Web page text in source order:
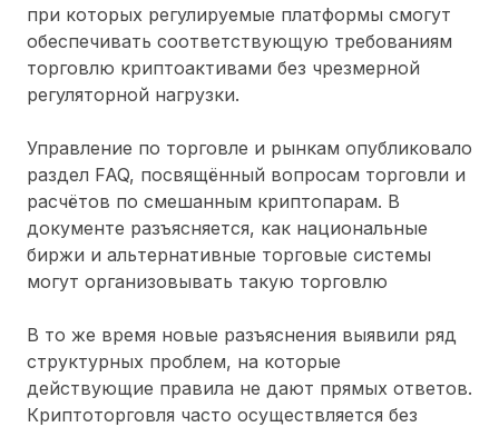
при которых регулируемые платформы смогут
обеспечивать соответствующую требованиям
торговлю криптоактивами без чрезмерной
регуляторной нагрузки.
Управление по торговле и рынкам опубликовало
раздел FAQ, посвящённый вопросам торговли и
расчётов по смешанным криптопарам. В
документе разъясняется, как национальные
биржи и альтернативные торговые системы
могут организовывать такую торговлю
В то же время новые разъяснения выявили ряд
структурных проблем, на которые
действующие правила не дают прямых ответов.
Криптоторговля часто осуществляется без